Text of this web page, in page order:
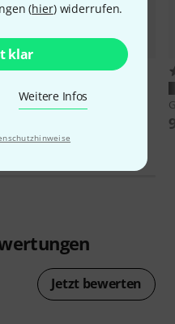
(hier) widerrufen.
klar
Weitere Infos
317
ThomannLR6 AA 4pc
Jetzt bewerten